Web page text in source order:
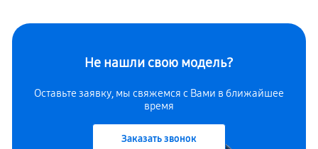
Не нашли свою модель?
Оставьте заявку, мы свяжемся с Вами в ближайшее
время
Заказать звонок